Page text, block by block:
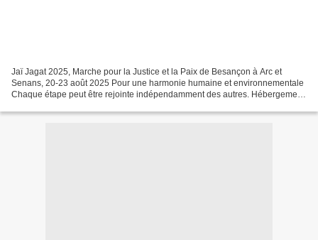
Jaï Jagat 2025, Marche pour la Justice et la Paix de Besançon à Arc et
Senans, 20-23 août 2025 Pour une harmonie humaine et environnementale
Chaque étape peut être rejointe indépendamment des autres. Hébergement